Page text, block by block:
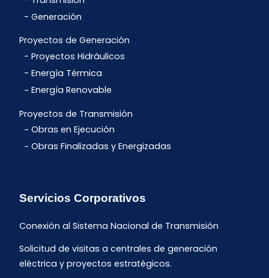
Generación
Proyectos de Generación
Proyectos Hidráulicos
Energía Térmica
Energía Renovable
Proyectos de Transmisión
Obras en Ejecución
Obras Finalizadas y Energizadas
Servicios Corporativos
Conexión al Sistema Nacional de Transmisión
Solicitud de visitas a centrales de generación
eléctrica y proyectos estratégicos.